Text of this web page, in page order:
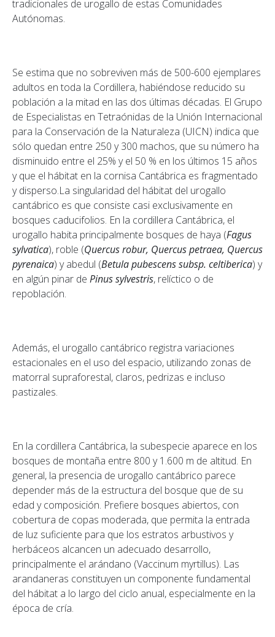
tradicionales de urogallo de estas Comunidades
Autónomas.
Se estima que no sobreviven más de 500-600 ejemplares
adultos en toda la Cordillera, habiéndose reducido su
población a la mitad en las dos últimas décadas. El Grupo
de Especialistas en Tetraónidas de la Unión Internacional
para la Conservación de la Naturaleza (UICN) indica que
sólo quedan entre 250 y 300 machos, que su número ha
disminuido entre el 25% y el 50 % en los últimos 15 años
y que el hábitat en la cornisa Cantábrica es fragmentado
y disperso.La singularidad del hábitat del urogallo
cantábrico es que consiste casi exclusivamente en
bosques caducifolios. En la cordillera Cantábrica, el
urogallo habita principalmente bosques de haya (Fagus
sylvatica), roble (Quercus robur, Quercus petraea, Quercus
pyrenaica) y abedul (Betula pubescens subsp. celtiberica) y
en algún pinar de Pinus sylvestris, relíctico o de
repoblación.
Además, el urogallo cantábrico registra variaciones
estacionales en el uso del espacio, utilizando zonas de
matorral supraforestal, claros, pedrizas e incluso
pastizales.
En la cordillera Cantábrica, la subespecie aparece en los
bosques de montaña entre 800 y 1.600 m de altitud. En
general, la presencia de urogallo cantábrico parece
depender más de la estructura del bosque que de su
edad y composición. Prefiere bosques abiertos, con
cobertura de copas moderada, que permita la entrada
de luz suficiente para que los estratos arbustivos y
herbáceos alcancen un adecuado desarrollo,
principalmente el arándano (Vaccinum myrtillus). Las
arandaneras constituyen un componente fundamental
del hábitat a lo largo del ciclo anual, especialmente en la
época de cría.